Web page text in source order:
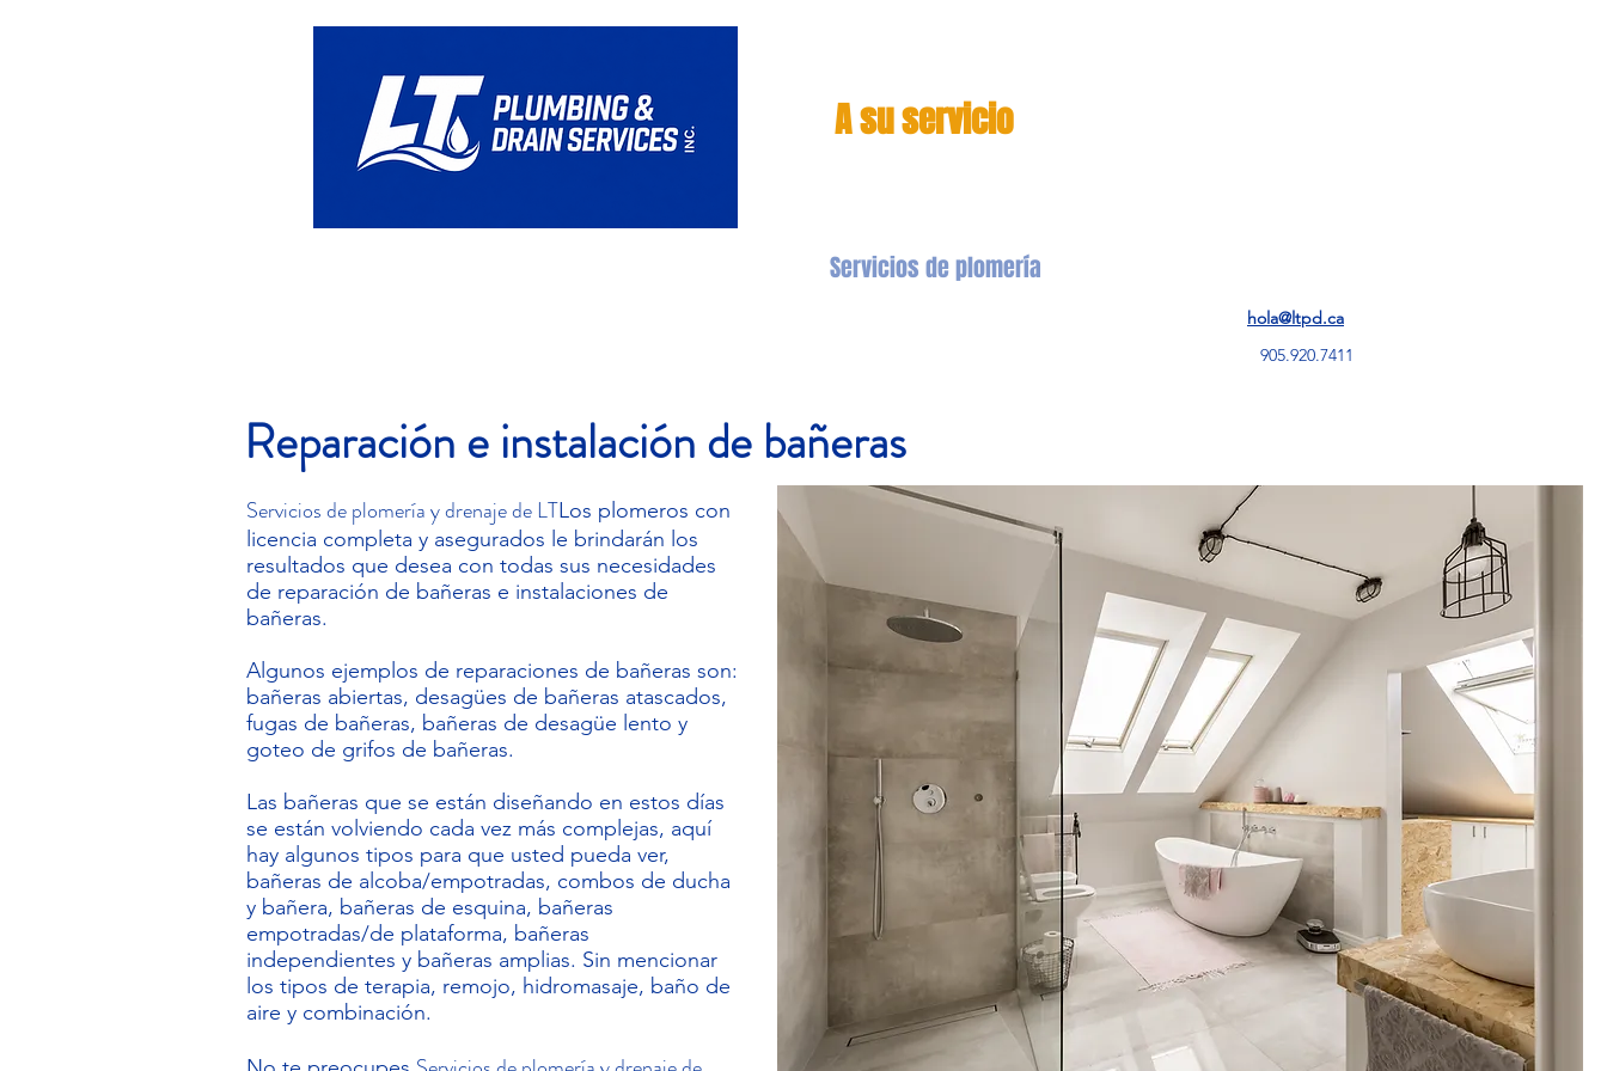
A su servicio
Servicios de plomería
hola@ltpd.ca
905.920.7411
Reparación e instalación de bañeras
Servicios de plomería y drenaje de LTLos plomeros con
licencia completa y asegurados le brindarán los
resultados que desea con todas sus necesidades
de reparación de bañeras e instalaciones de
bañeras.
Algunos ejemplos de reparaciones de bañeras son:
bañeras abiertas, desagües de bañeras atascados,
fugas de bañeras, bañeras de desagüe lento y
goteo de grifos de bañeras.
Las bañeras que se están diseñando en estos días
se están volviendo cada vez más complejas, aquí
hay algunos tipos para que usted pueda ver,
bañeras de alcoba/empotradas, combos de ducha
y bañera, bañeras de esquina, bañeras
empotradas/de plataforma, bañeras
independientes y bañeras amplias. Sin mencionar
los tipos de terapia, remojo, hidromasaje, baño de
aire y combinación.